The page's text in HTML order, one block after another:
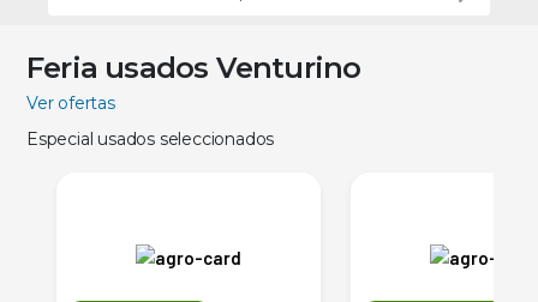
Feria usados Venturino
Ver ofertas
Especial usados seleccionados